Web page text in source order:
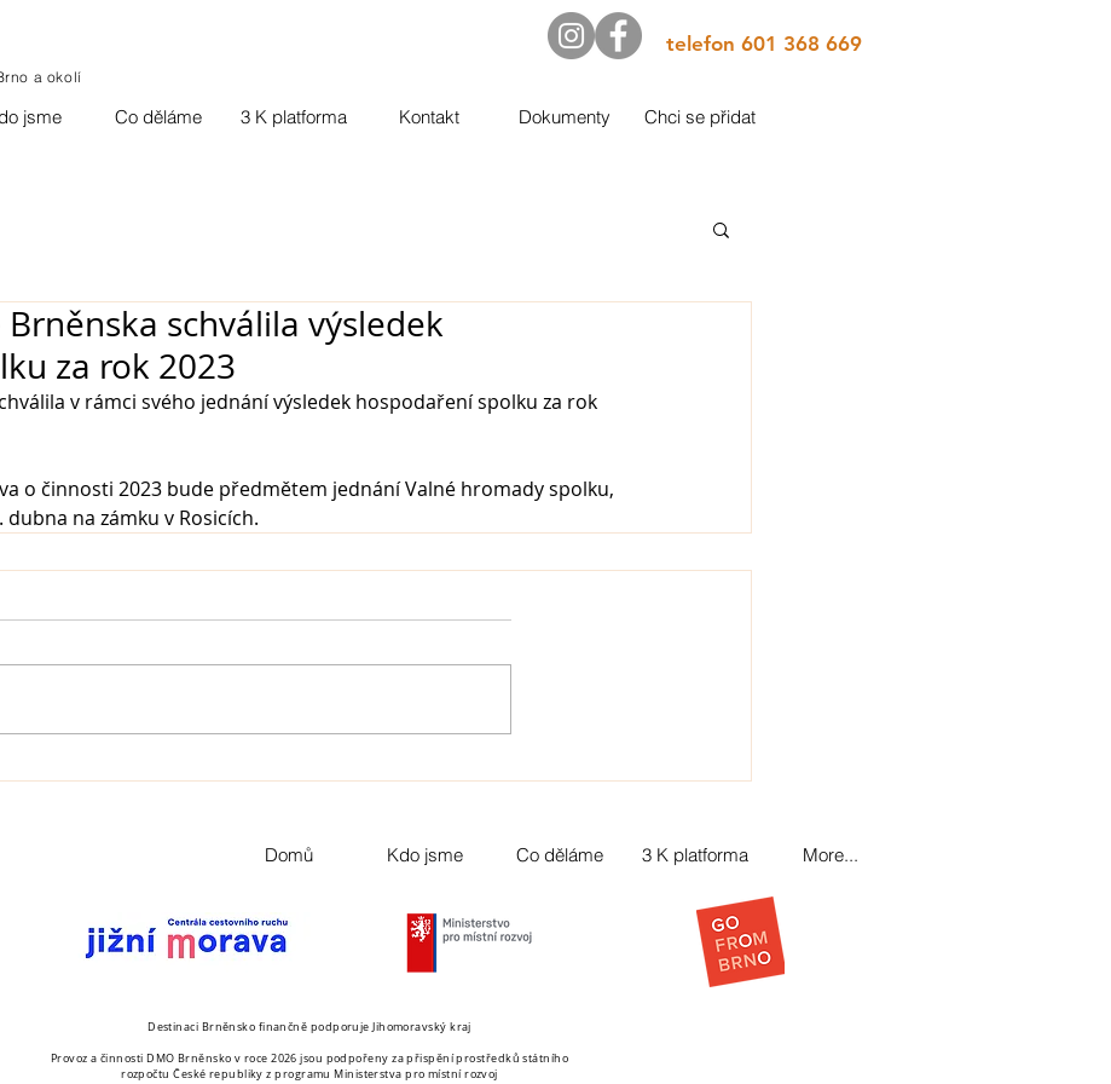
telefon 601 368 669
a okolí
jsme Co děláme 3 K platforma Kontakt Dokumenty Chci se přidat
schválila výsledek
za rok 2023
v rámci svého jednání výsledek hospodaření spolku za rok
o činnosti 2023 bude předmětem jednání Valné hromady spolku,
na zámku v Rosicích.
Domů Kdo jsme Co děláme 3 K platforma More...
Destinaci Brněnsko finančně podporuje Jihomoravský kraj
Provoz a činnosti DMO Brněnsko v roce 2026 jsou podpořeny za přispění prostředků státního
rozpočtu České republiky z programu Ministerstva pro místní rozvoj